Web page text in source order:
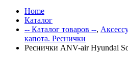
Home
Каталог
-- Каталог товаров --,
капота. Реснички
Реснички ANV-air Hyundai